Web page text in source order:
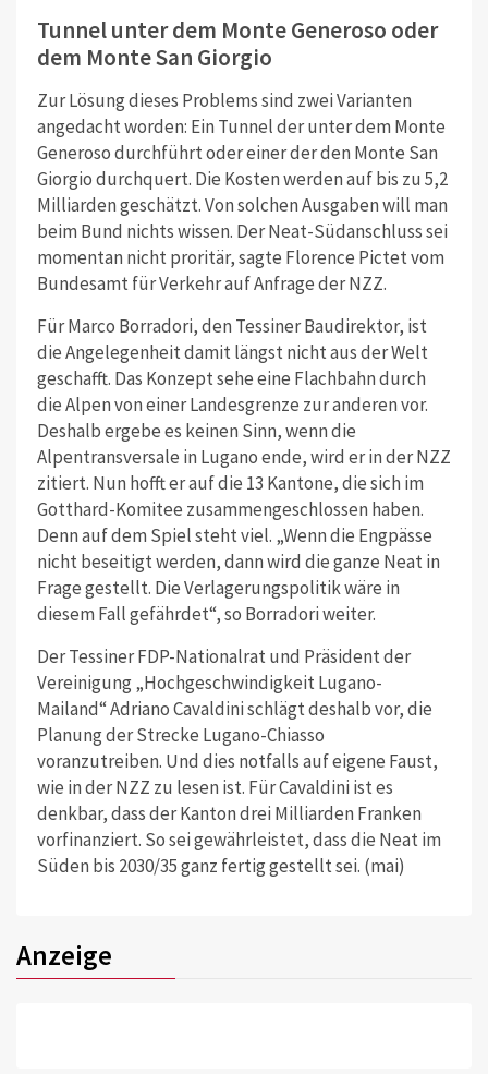
Tunnel unter dem Monte Generoso oder
dem Monte San Giorgio
Zur Lösung dieses Problems sind zwei Varianten
angedacht worden: Ein Tunnel der unter dem Monte
Generoso durchführt oder einer der den Monte San
Giorgio durchquert. Die Kosten werden auf bis zu 5,2
Milliarden geschätzt. Von solchen Ausgaben will man
beim Bund nichts wissen. Der Neat-Südanschluss sei
momentan nicht proritär, sagte Florence Pictet vom
Bundesamt für Verkehr auf Anfrage der NZZ.
Für Marco Borradori, den Tessiner Baudirektor, ist
die Angelegenheit damit längst nicht aus der Welt
geschafft. Das Konzept sehe eine Flachbahn durch
die Alpen von einer Landesgrenze zur anderen vor.
Deshalb ergebe es keinen Sinn, wenn die
Alpentransversale in Lugano ende, wird er in der NZZ
zitiert. Nun hofft er auf die 13 Kantone, die sich im
Gotthard-Komitee zusammengeschlossen haben.
Denn auf dem Spiel steht viel. „Wenn die Engpässe
nicht beseitigt werden, dann wird die ganze Neat in
Frage gestellt. Die Verlagerungspolitik wäre in
diesem Fall gefährdet“, so Borradori weiter.
Der Tessiner FDP-Nationalrat und Präsident der
Vereinigung „Hochgeschwindigkeit Lugano-
Mailand“ Adriano Cavaldini schlägt deshalb vor, die
Planung der Strecke Lugano-Chiasso
voranzutreiben. Und dies notfalls auf eigene Faust,
wie in der NZZ zu lesen ist. Für Cavaldini ist es
denkbar, dass der Kanton drei Milliarden Franken
vorfinanziert. So sei gewährleistet, dass die Neat im
Süden bis 2030/35 ganz fertig gestellt sei. (mai)
Anzeige